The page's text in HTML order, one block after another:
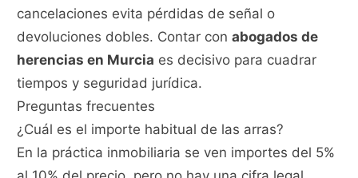
cancelaciones evita pérdidas de señal o
devoluciones dobles. Contar conabogados de
herencias en Murcia es decisivo para cuadrar
tiempos y seguridad jurídica.
Preguntas frecuentes
¿Cuál es el importe habitual de las arras?
En la práctica inmobiliaria se ven importes del 5%